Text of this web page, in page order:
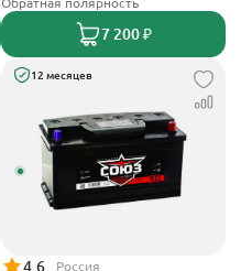
7 200 ₽
12 месяцев
4.6 Россия